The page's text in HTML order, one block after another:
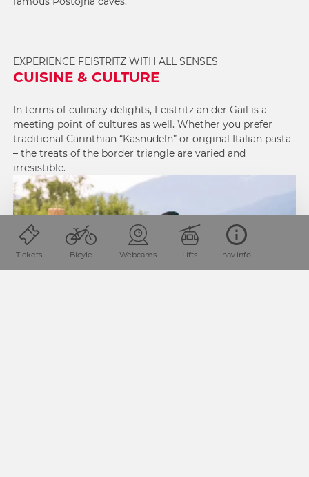
Tickets Bicyle Webcams Lifts nav.info
EXPERIENCE FEISTRITZ WITH ALL SENSES
CUISINE & CULTURE
In terms of culinary delights, Feistritz an der Gail is a
meeting point of cultures as well. Whether you prefer
traditional Carinthian “Kasnudeln” or original Italian pasta
– the treats of the border triangle are varied and
irresistible.